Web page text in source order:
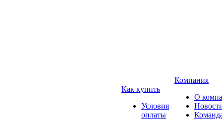
Как купить
Условия
оплаты
Компания
О